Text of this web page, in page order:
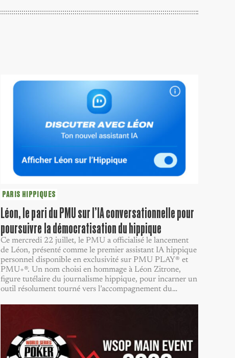
PARIS HIPPIQUES
Léon, le pari du PMU sur l’IA conversationnelle pour
poursuivre la démocratisation du hippique
Ce mercredi 22 juillet, le PMU a officialisé le lancement
de Léon, présenté comme le premier assistant IA hippique
personnel disponible en exclusivité sur PMU PLAY® et
PMU+®. Un nom choisi en hommage à Léon Zitrone,
figure tutélaire du journalisme hippique, pour incarner un
outil résolument tourné vers l’accompagnement du…